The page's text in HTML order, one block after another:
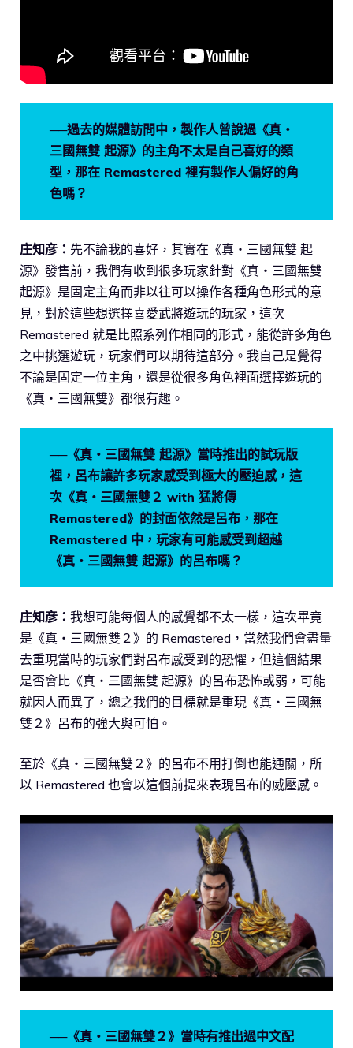
──過去的媒體訪問中，製作人曾說過《真・
三國無雙 起源》的主角不太是自己喜好的類
型，那在 Remastered 裡有製作人偏好的角
色嗎？
庄知彦： 先不論我的喜好，其實在《真・三國無雙 起
源》發售前，我們有收到很多玩家針對《真・三國無雙
起源》是固定主角而非以往可以操作各種角色形式的意
見，對於這些想選擇喜愛武將遊玩的玩家，這次
Remastered 就是比照系列作相同的形式，能從許多角色
之中挑選遊玩，玩家們可以期待這部分。我自己是覺得
不論是固定一位主角，還是從很多角色裡面選擇遊玩的
《真・三國無雙》都很有趣。
──《真・三國無雙 起源》當時推出的試玩版
裡，呂布讓許多玩家感受到極大的壓迫感，這
次《真・三國無雙２ with 猛將傳
Remastered》的封面依然是呂布，那在
Remastered 中，玩家有可能感受到超越
《真・三國無雙 起源》的呂布嗎？
庄知彦： 我想可能每個人的感覺都不太一樣，這次畢竟
是《真・三國無雙２》的 Remastered，當然我們會盡量
去重現當時的玩家們對呂布感受到的恐懼，但這個結果
是否會比《真・三國無雙 起源》的呂布恐怖或弱，可能
就因人而異了，總之我們的目標就是重現《真・三國無
雙２》呂布的強大與可怕。
至於《真・三國無雙２》的呂布不用打倒也能通關，所
以 Remastered 也會以這個前提來表現呂布的威壓感。
──《真・三國無雙２》當時有推出過中文配